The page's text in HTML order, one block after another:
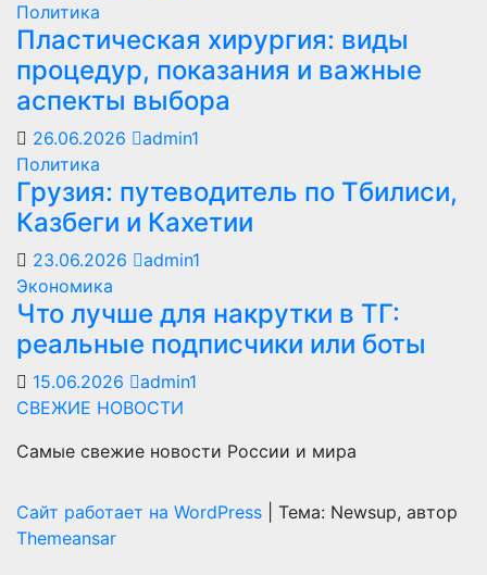
Политика
Пластическая хирургия: виды
процедур, показания и важные
аспекты выбора
26.06.2026
admin1
Политика
Грузия: путеводитель по Тбилиси,
Казбеги и Кахетии
23.06.2026
admin1
Экономика
Что лучше для накрутки в ТГ:
реальные подписчики или боты
15.06.2026
admin1
СВЕЖИЕ НОВОСТИ
Самые свежие новости России и мира
Сайт работает на WordPress
Тема: Newsup, автор
Themeansar